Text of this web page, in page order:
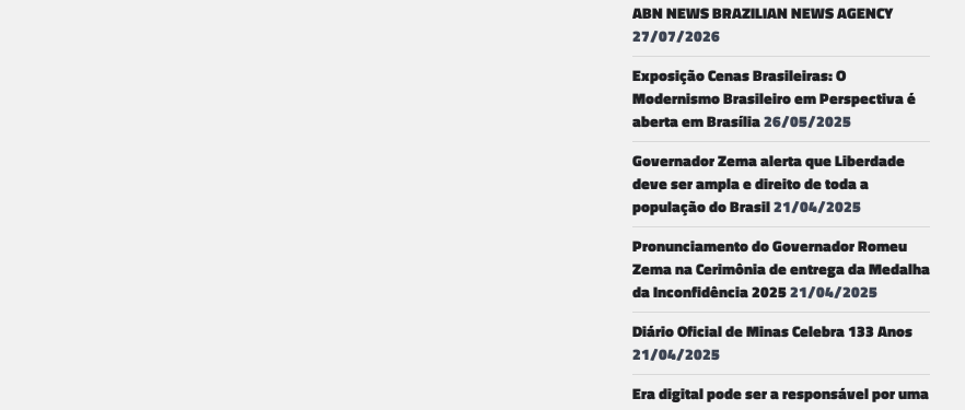
ABN NEWS BRAZILIAN NEWS AGENCY
27/07/2026
Exposição Cenas Brasileiras: O
Modernismo Brasileiro em Perspectiva é
aberta em Brasília26/05/2025
Governador Zema alerta que Liberdade
deve ser ampla e direito de toda a
população do Brasil21/04/2025
Pronunciamento do Governador Romeu
Zema na Cerimônia de entrega da Medalha
da Inconfidência 202521/04/2025
Diário Oficial de Minas Celebra 133 Anos
21/04/2025
Era digital pode ser a responsável por uma